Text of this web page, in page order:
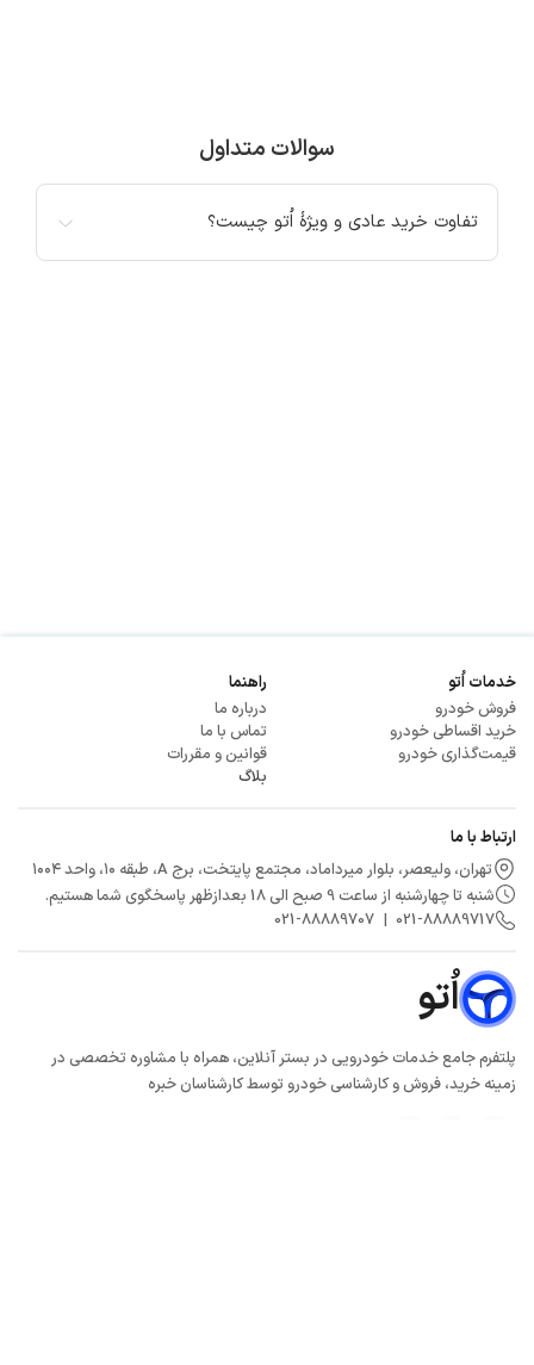
سوالات متداول
تفاوت خرید عادی و ویژۀ اُتو چیست؟
اُتو
پلتفرم جامع خدمات خودرویی در بستر آنلاین، همراه با مشاوره تخصصی در
زمینه خرید، فروش و کارشناسی خودرو توسط کارشناسان خبره
خدمات اُتو
فروش خودرو
خرید اقساطی خودرو
قیمت‌گذاری خودرو
راهنما
درباره ما
تماس با ما
قوانین و مقررات
بلاگ
ارتباط با ما
تهران، ولیعصر، بلوار میرداماد، مجتمع پایتخت، برج A، طبقه ۱۰، واحد ۱۰۰۴
شنبه تا چهارشنبه از ساعت 9 صبح الی 18 بعدازظهر پاسخگوی شما هستیم.
021-88889717
|
021-88889707